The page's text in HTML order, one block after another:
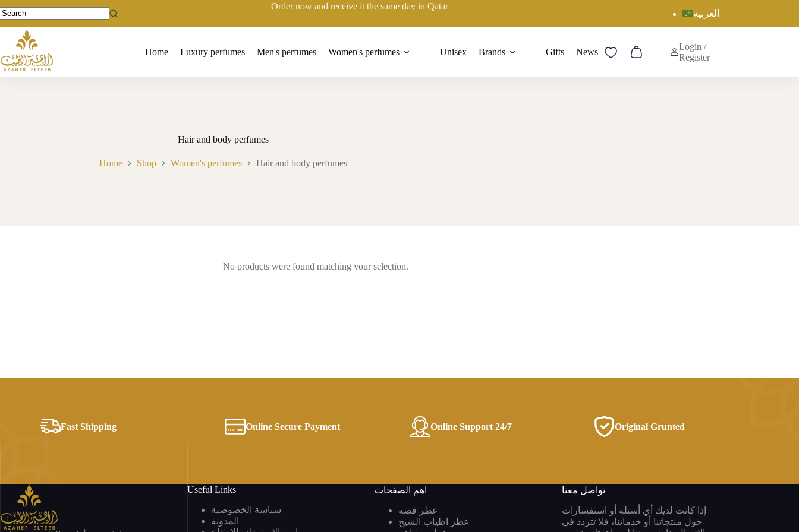
to
content
Order now and receive it the same day in Qatar
العربية
Home Luxury perfumes Men's perfumes Women's perfumes Unisex Brands Gifts News
Shopping
Login /
Register
Hair and body perfumes
Home Shop Women's perfumes Hair and body perfumes
No products were found matching your selection.
Fast Shipping Online Secure Payment Online Support 24/7 Original Grunted
Useful Links
سياسة الخصوصية
اهم الصفحات
عطر قصه
عطر اطياب الشيخ
تواصل معنا
إذا كانت لديك أي أسئلة أو استفسارات
حول منتجاتنا أو خدماتنا، فلا تتردد في